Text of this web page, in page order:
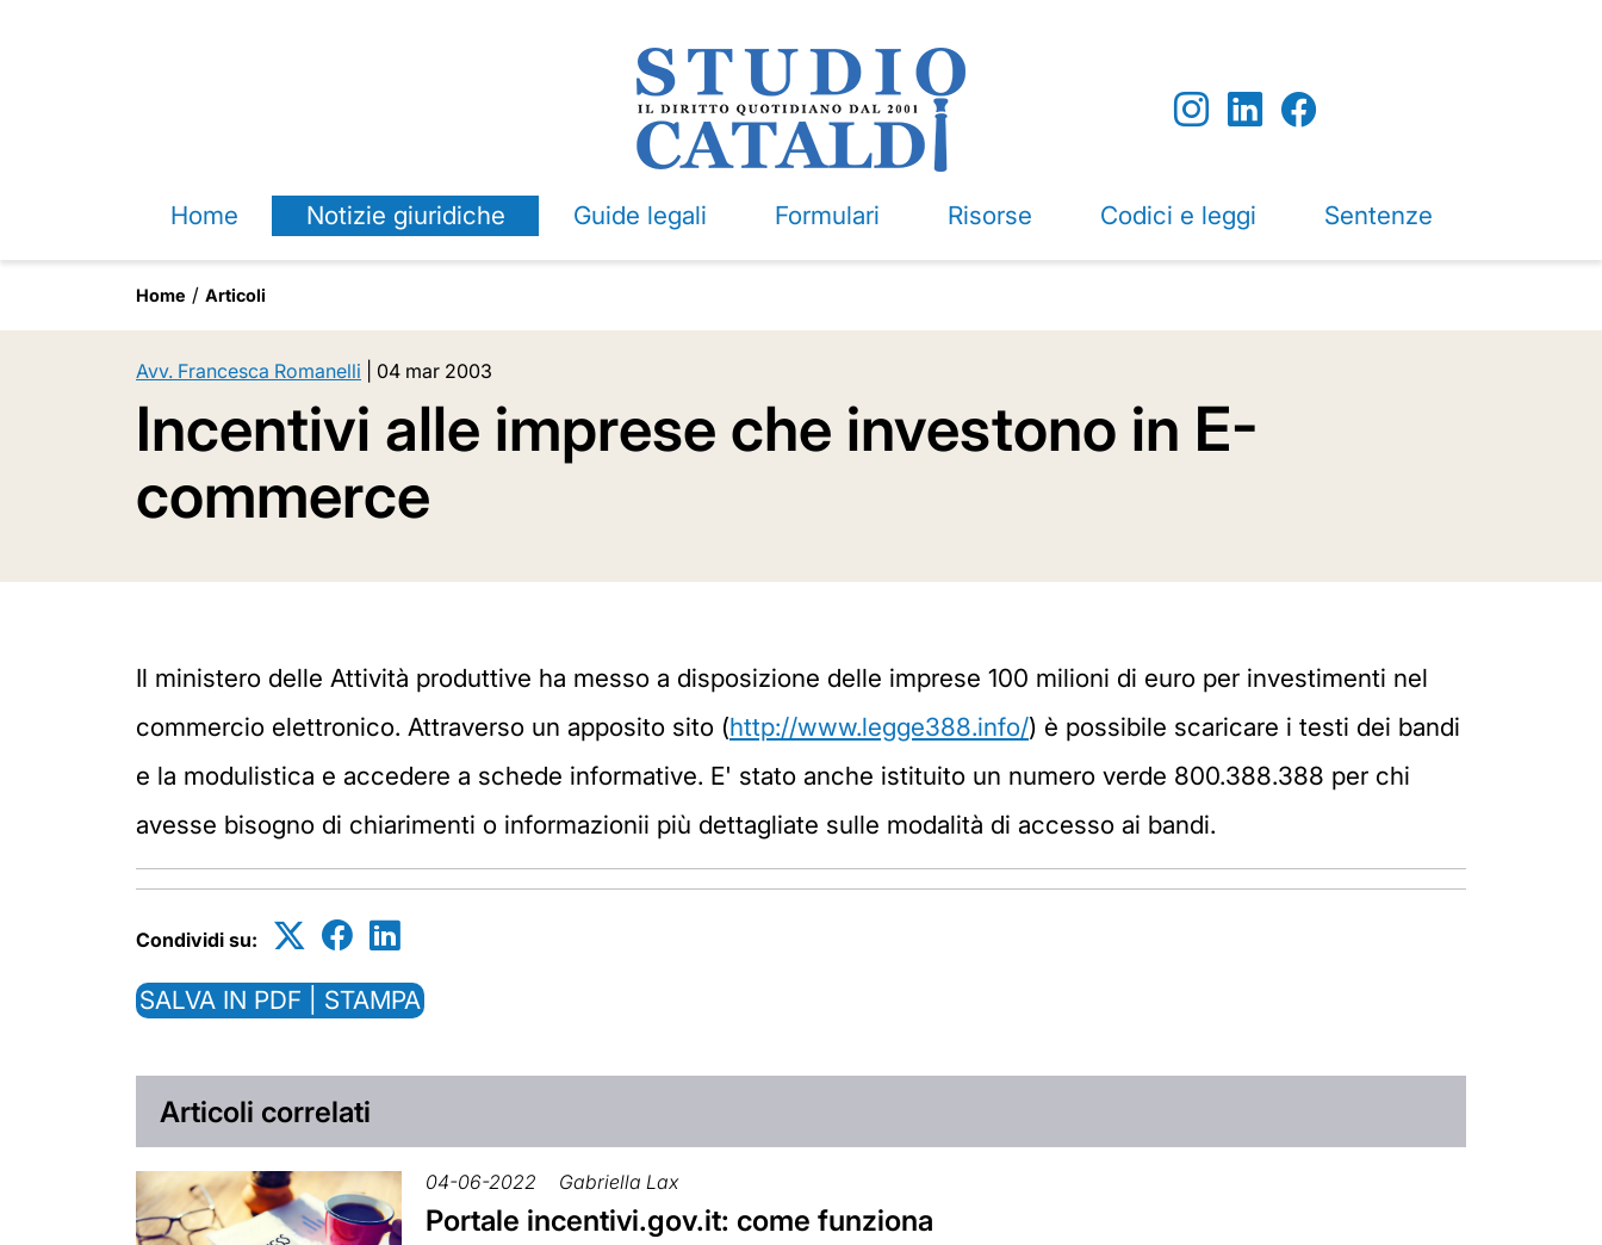
Home Notizie giuridiche Guide legali Formulari Risorse Codici e leggi Sentenze
Home Articoli
Avv. Francesca Romanelli 04 mar 2003
Incentivi alle imprese che investono in E-
commerce
Il ministero delle Attività produttive ha messo a disposizione delle imprese 100 milioni di euro per investimenti nel
commercio elettronico. Attraverso un apposito sito (http://www.legge388.info/) è possibile scaricare i testi dei bandi
e la modulistica e accedere a schede informative. E' stato anche istituito un numero verde 800.388.388 per chi
avesse bisogno di chiarimenti o informazionii più dettagliate sulle modalità di accesso ai bandi.
Condividi su:
SALVA IN PDF | STAMPA
Articoli correlati
04-06-2022 Gabriella Lax
Portale incentivi.gov.it: come funziona